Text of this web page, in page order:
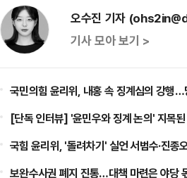
오수진 기자
기사 모아 보기 >
국민의힘 윤리위, 내홍 속 징계심의 강행
[단독 인터뷰] '윤민우와 징계 논의' 지목
국힘 윤리위, '돌려차기' 실언 서범수·진종
보완수사권 폐지 진통…대책 마련은 야당